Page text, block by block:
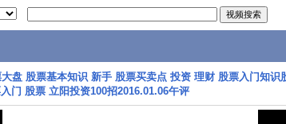
大盘 股票基本知识 新手 股票买卖点 投资 理财 股票入门知识
门 股票 立阳投资100招2016.01.06午评